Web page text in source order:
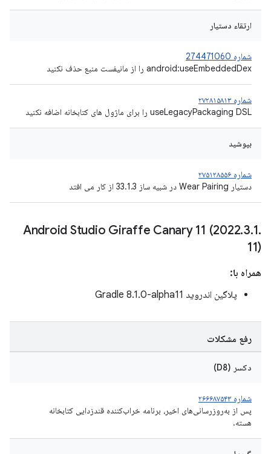
ارتقاء دستیار
شماره 274471060
android:useEmbeddedDex را از مانیفست منبع حذف نکنید
شماره ۲۷۲۸۱۵۸۱۳
useLegacyPackaging DSL را برای ماژول های کتابخانه اضافه نکنید
بپوشید
شماره ۲۷۵۱۲۸۵۵۶
دستیار Wear Pairing در شبیه ساز 33.1.3 از کار می افتد
Android Studio Giraffe Canary 11 (2022.3.1.
11)
همراه با:
پلاگین اندروید Gradle 8.1.0-alpha11
رفع مشکلات
دکسر (D8)
شماره ۲۶۶۶۸۷۵۴۳
پس از به‌روزرسانی‌های اخیر، برنامه خراب‌کننده قندزدایی کتابخانه
هسته.